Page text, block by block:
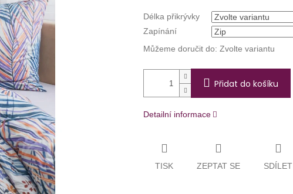
Délka přikrývky
Zapínání
Můžeme doručit do: Zvolte variantu
Přidat do košíku
Detailní informace
TISK ZEPTAT SE SDÍLET